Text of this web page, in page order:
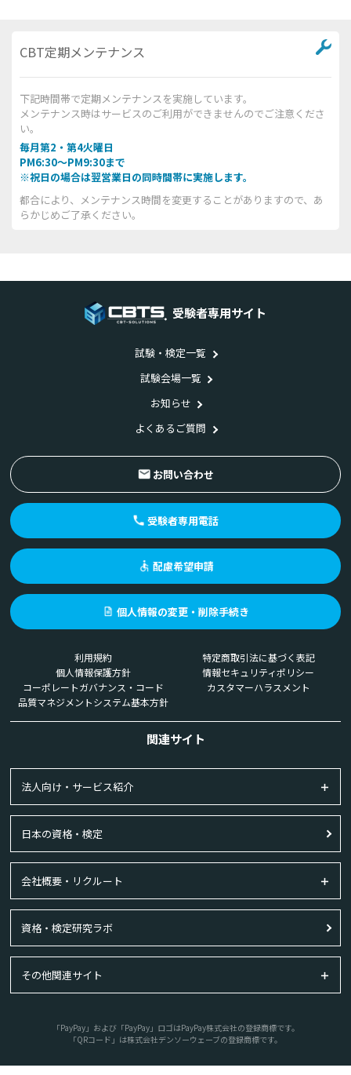
CBT定期メンテナンス
下記時間帯で定期メンテナンスを実施しています。
メンテナンス時はサービスのご利用ができませんのでご注意くださ
い。
毎月第2・第4火曜日
PM6:30～PM9:30まで
※祝日の場合は翌営業日の同時間帯に実施します。
都合により、メンテナンス時間を変更することがありますので、あ
らかじめご了承ください。
受験者専用サイト
試験・検定一覧
試験会場一覧
お知らせ
よくあるご質問
お問い合わせ
受験者専用電話
配慮希望申請
個人情報の変更・削除手続き
利用規約
特定商取引法に基づく表記
個人情報保護方針
情報セキュリティポリシー
コーポレートガバナンス・コード
カスタマーハラスメント
品質マネジメントシステム基本方針
関連サイト
法人向け・サービス紹介
日本の資格・検定
会社概要・リクルート
資格・検定研究ラボ
その他関連サイト
「PayPay」および「PayPay」ロゴはPayPay株式会社の登録商標です。
「QRコード」は株式会社デンソーウェーブの登録商標です。